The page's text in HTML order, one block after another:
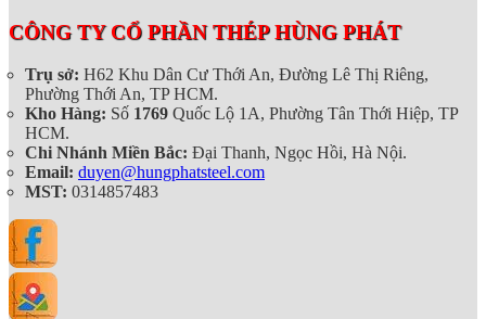
CÔNG TY CỔ PHẦN THÉP HÙNG PHÁT
Trụ sở: H62 Khu Dân Cư Thới An, Đường Lê Thị Riêng,
Phường Thới An, TP HCM.
Kho Hàng: Số 1769 Quốc Lộ 1A, Phường Tân Thới Hiệp, TP
HCM.
Chi Nhánh Miền Bắc: Đại Thanh, Ngọc Hồi, Hà Nội.
Email: duyen@hungphatsteel.com
MST: 0314857483